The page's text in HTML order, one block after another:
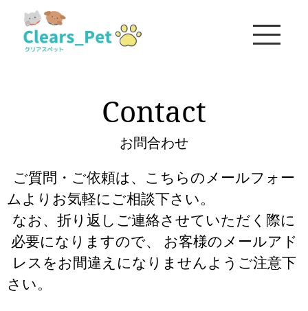
Contact
お問合わせ
ご質問・ご依頼は、こちらのメールフォー
ムよりお気軽にご相談下さい。
なお、折り返しご連絡させていただく際に
必要になりますので、 お客様のメールアド
レスをお間違えになりませんようご注意下
さい。